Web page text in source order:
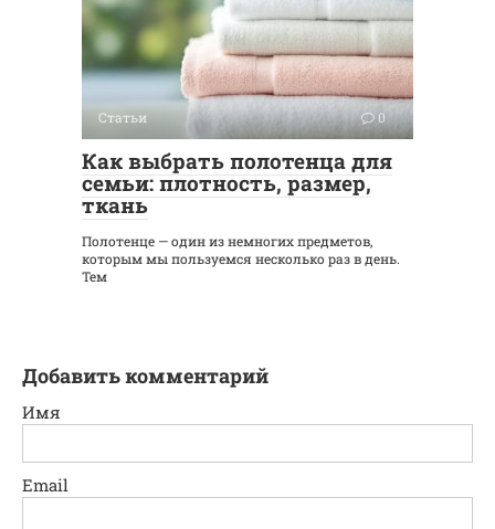
Статьи 0
Как выбрать полотенца для
семьи: плотность, размер,
ткань
Полотенце — один из немногих предметов,
которым мы пользуемся несколько раз в день.
Тем
Добавить комментарий
Имя
Email